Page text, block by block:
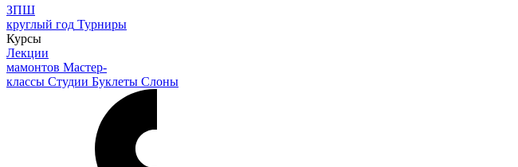
ЗПШ
круглый год Турниры
Курсы
Лекции
мамонтов Мастер-
классы Студии Буклеты Слоны